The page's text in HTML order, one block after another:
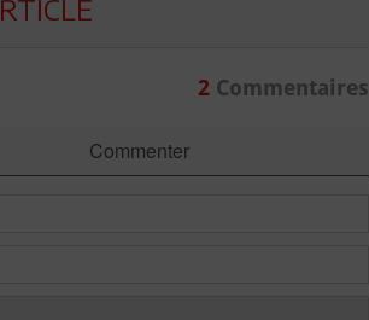
2Commentaires
Commenter